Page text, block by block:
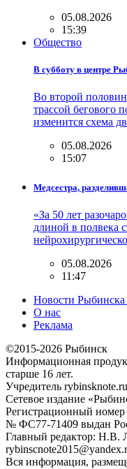
05.08.2026
15:39
Общество
В субботу в центре
Во второй
трассой бегового
изменится схема
05.08.2026
15:07
Медсестра,
«За 50 лет
длиной в полвека
05.08.2026
11:47
Новости
О нас
Реклама
©2015-2026 Рыбинск
Информационная
старше 16 лет.
Учредитель
Сетевое издание
Регистрационный
№ ФС77-71409 выдан
Главный редактор: Н.В.
Вся информация,